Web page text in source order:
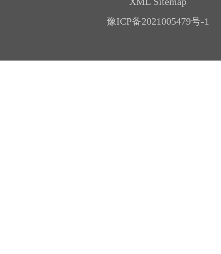
豫ICP备2021005479号-1